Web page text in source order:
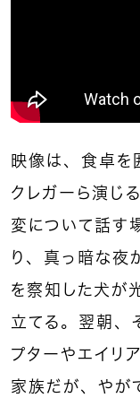
映像は、食卓を
クレガーら演じ
変について話す
り、真っ暗な夜
を察知した犬が
立てる。翌朝、
プターやエイリ
家族だが、やが